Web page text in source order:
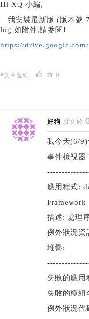
Hi XQ 小編,
我安裝最新版 (版本號
log 如附件,請參閱!
https://
#文章連結 0
好狗 發文於
我今天(6/9)
事件檢視器
應用程式:
Framework
描述: 處理
例外狀況資
堆疊:
失敗的應用
失敗的模組
例外狀況代